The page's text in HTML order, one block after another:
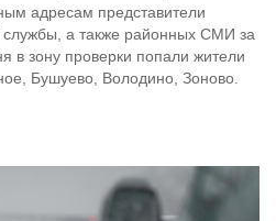
адресам представители
а также районных СМИ за
в зону проверки попали жители
Бушуево, Володино, Зоново.